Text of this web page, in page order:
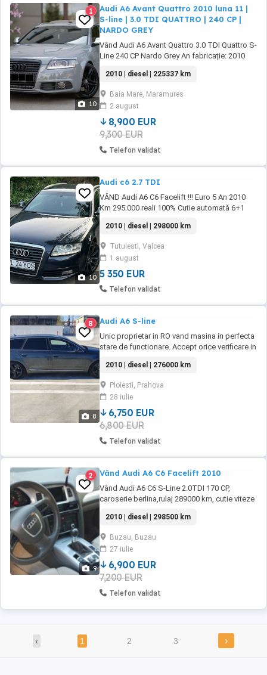
10
1
Audi A6 Avant Quattro 2010 luna 11 |
S-line | 3.0 TDI QUATTRO | 240 CP |
NARDO GREY
Vând Audi A6 Avant Quattro 3.0 TDI Quattro S-
Line 240 CP Nardo Grey An fabricație: 2010
automată Quattro Pachet S-Line 225.337 km
Revopsită complet în Nardo Grey
Înmatriculată în România de 1 an Aproximativ
7.500 km rulați în țară Dotări ...
2010 | diesel | 225337 km
Baia Mare, Maramures
2 august
8,900 EUR
9,300 EUR
Telefon validat
10
Audi c6 2.7 TDI
VÂND Audi A6 C6 Facelift !!! Euro 5 An 2010
Km 295.000 reali 100% Cutie automată 6+1
Quattro 190 CP ! Schimburile făcute toate la
timp! Fără nicio problemă la mașină nu are
martori aprinși în bord! Mașina circulă zi de zi
nu are defecte ascunse sau scurgeri de
lichide ...
2010 | diesel | 298000 km
Tutulesti, Valcea
1 august
5 350 EUR
Telefon validat
8
8 Audi A6 S-line
Unic proprietar in RO vand masina in perfecta
stare de functionare. Accept orice verificare in
schimburi.
2010 | diesel | 276000 km
Ploiesti, Prahova
28 iulie
6,750 EUR
6,800 EUR
Telefon validat
9
2 Vând Audi A6 C6 Facelift 2010
Vând Audi A6 C6 S-Line 2.0TDI 170 CP,
caroserie berlina,rulaj 289000 km, cutie viteze
bixenon,lumini led de zi,stopuri led,interior
piele îngrijit scaune S line încălzite,jante
originale 18, pilot automat, oglinzi electrice
încălzite, senzor lumini, senzor ploaie,
proiectoare ...
2010 | diesel | 298500 km
Buzau, Buzau
27 iulie
6,900 EUR
7,200 EUR
Telefon validat
‹ 1 2 3 ›